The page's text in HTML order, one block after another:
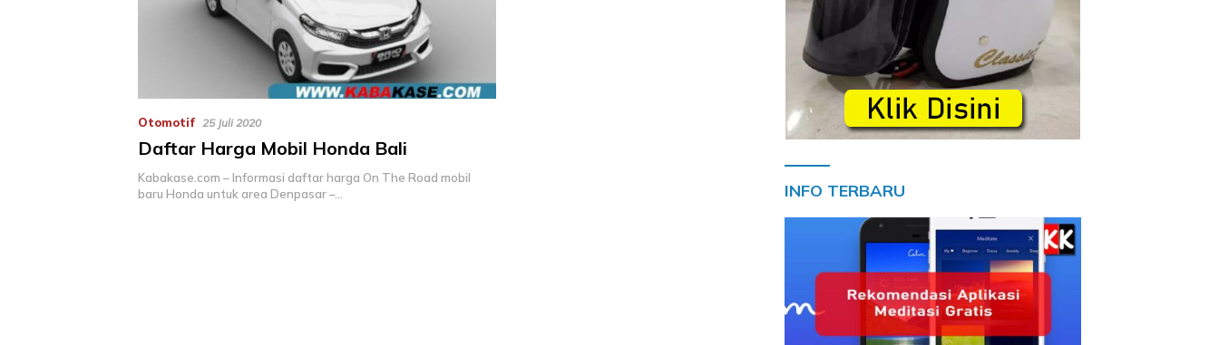
Otomotif 25 Juli 2020
Daftar Harga Mobil Honda Bali
Kabakase.com – Informasi daftar harga On The Road mobil
baru Honda untuk area Denpasar –…
INFO TERBARU